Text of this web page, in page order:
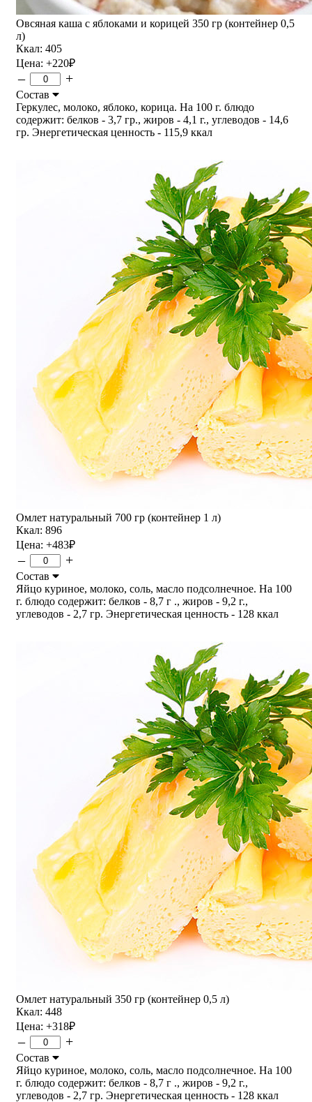
Овсяная каша с яблоками и корицей 350 гр (контейнер 0,5
л)
Ккал: 405
Цена: +220₽
– +
Состав
Геркулес, молоко, яблоко, корица. На 100 г. блюдо
содержит: белков - 3,7 гр., жиров - 4,1 г., углеводов - 14,6
гр. Энергетическая ценность - 115,9 ккал
Омлет натуральный 700 гр (контейнер 1 л)
Ккал: 896
Цена: +483₽
– +
Состав
Яйцо куриное, молоко, соль, масло подсолнечное. На 100
г. блюдо содержит: белков - 8,7 г ., жиров - 9,2 г.,
углеводов - 2,7 гр. Энергетическая ценность - 128 ккал
Омлет натуральный 350 гр (контейнер 0,5 л)
Ккал: 448
Цена: +318₽
– +
Состав
Яйцо куриное, молоко, соль, масло подсолнечное. На 100
г. блюдо содержит: белков - 8,7 г ., жиров - 9,2 г.,
углеводов - 2,7 гр. Энергетическая ценность - 128 ккал